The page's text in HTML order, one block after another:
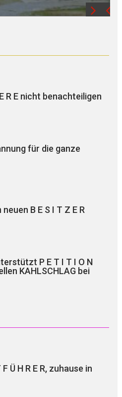
R E nicht benachteiligen
für die ganze
B E S I T Z E R
P E T I T I O N
KAHLSCHLAG bei
Ü H R E R, zuhause in